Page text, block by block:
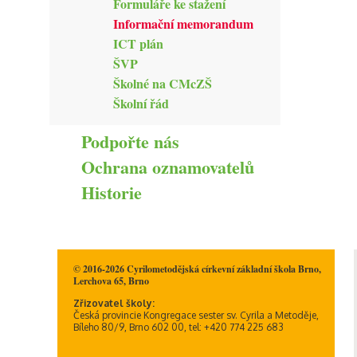
Duchovní život
Informační memorandum
ICT plán
ŠVP
Školné na CMcZŠ
Školní řád
Podpořte nás
Ochrana oznamovatelů
Historie
© 2016-2026 Cyrilometodějská církevní základní škola Brno,
Lerchova 65, Brno
Zřizovatel školy:
Česká provincie Kongregace sester sv. Cyrila a Metoděje,
Bíleho 80/9, Brno 602 00, tel: +420 774 225 683